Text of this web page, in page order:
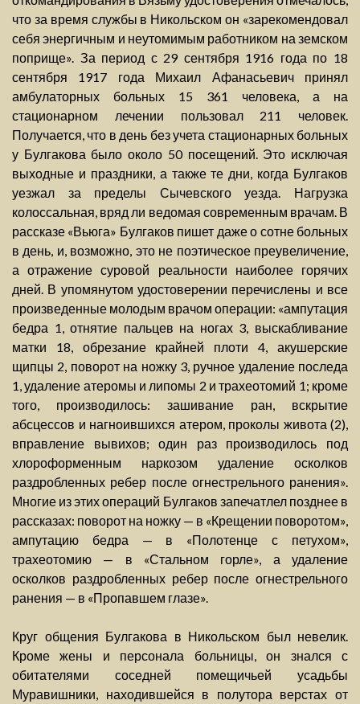
что за время службы в Никольском он «зарекомендовал
себя энергичным и неутомимым работником на земском
поприще». За период с 29 сентября 1916 года по 18
сентября 1917 года Михаил Афанасьевич принял
амбулаторных больных 15 361 человека, а на
стационарном лечении пользовал 211 человек.
Получается, что в день без учета стационарных больных
у Булгакова было около 50 посещений. Это исключая
выходные и праздники, а также те дни, когда Булгаков
уезжал за пределы Сычевского уезда. Нагрузка
колоссальная, вряд ли ведомая современным врачам. В
рассказе «Вьюга» Булгаков пишет даже о сотне больных
в день, и, возможно, это не поэтическое преувеличение,
а отражение суровой реальности наиболее горячих
дней. В упомянутом удостоверении перечислены и все
произведенные молодым врачом операции: «ампутация
бедра 1, отнятие пальцев на ногах 3, выскабливание
матки 18, обрезание крайней плоти 4, акушерские
щипцы 2, поворот на ножку 3, ручное удаление последа
1, удаление атеромы и липомы 2 и трахеотомий 1; кроме
того, производилось: зашивание ран, вскрытие
абсцессов и нагноившихся атером, проколы живота (2),
вправление вывихов; один раз производилось под
хлороформенным наркозом удаление осколков
раздробленных ребер после огнестрельного ранения».
Многие из этих операций Булгаков запечатлел позднее в
рассказах: поворот на ножку — в «Крещении поворотом»,
ампутацию бедра — в «Полотенце с петухом»,
трахеотомию — в «Стальном горле», а удаление
осколков раздробленных ребер после огнестрельного
ранения — в «Пропавшем глазе».
Круг общения Булгакова в Никольском был невелик.
Кроме жены и персонала больницы, он знался с
обитателями соседней помещичьей усадьбы
Муравишники, находившейся в полутора верстах от